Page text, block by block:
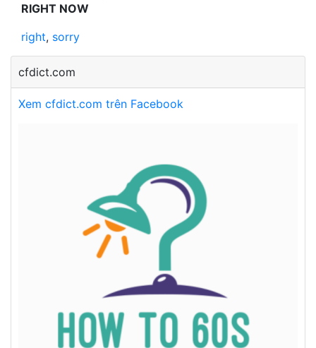
RIGHT NOW
right, sorry
cfdict.com
Xem cfdict.com trên Facebook